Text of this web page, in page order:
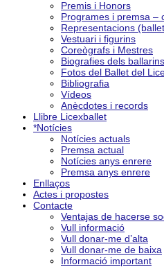
Premis i Honors
Programes i premsa –
Representacions
Vestuari i figurins
Coreògrafs i Mestres
Biografies dels ballarins
Fotos del Ballet del
Bibliografia
Vídeos
Anècdotes i records
Llibre Licexballet
*Notícies
Notícies actuals
Premsa actual
Notícies anys enrere
Premsa anys enrere
Enllaços
Actes i propostes
Contacte
Ventajas de hacerse
Vull informació
Vull donar-me d’alta
Vull donar-me de baixa
Informació important